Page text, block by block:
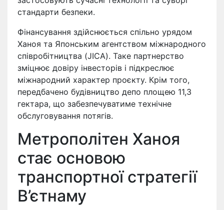
стандарти безпеки.
Фінансування здійснюється спільно урядом
Ханоя та Японським агентством міжнародного
співробітництва (JICA). Таке партнерство
зміцнює довіру інвесторів і підкреслює
міжнародний характер проєкту. Крім того,
передбачено будівництво депо площею 11,3
гектара, що забезпечуватиме технічне
обслуговування потягів.
Метрополітен Ханоя
стає основою
транспортної стратегії
В’єтнаму